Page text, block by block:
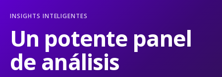
INSIGHTS INTELIGENTES
Un potente panel
de análisis